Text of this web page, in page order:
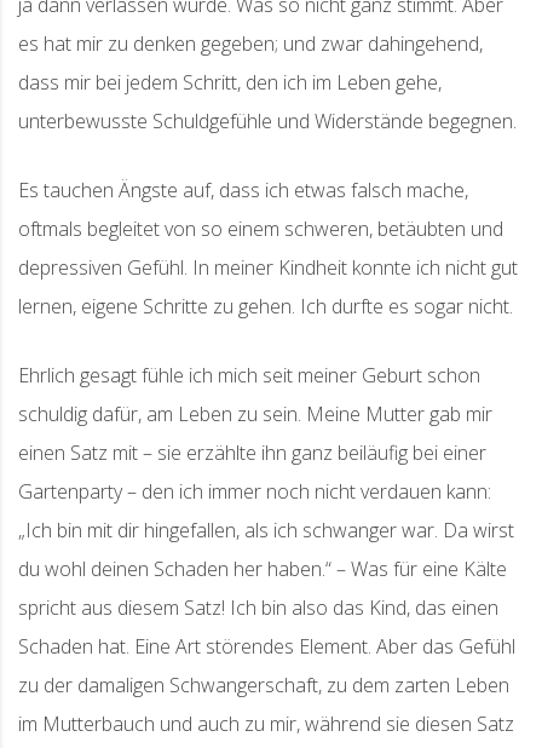
es hat mir zu denken gegeben; und zwar dahingehend,
dass mir bei jedem Schritt, den ich im Leben gehe,
unterbewusste Schuldgefühle und Widerstände begegnen.
Es tauchen Ängste auf, dass ich etwas falsch mache,
oftmals begleitet von so einem schweren, betäubten und
depressiven Gefühl. In meiner Kindheit konnte ich nicht gut
lernen, eigene Schritte zu gehen. Ich durfte es sogar nicht.
Ehrlich gesagt fühle ich mich seit meiner Geburt schon
schuldig dafür, am Leben zu sein. Meine Mutter gab mir
einen Satz mit – sie erzählte ihn ganz beiläufig bei einer
Gartenparty – den ich immer noch nicht verdauen kann:
„Ich bin mit dir hingefallen, als ich schwanger war. Da wirst
du wohl deinen Schaden her haben.“ – Was für eine Kälte
spricht aus diesem Satz! Ich bin also das Kind, das einen
Schaden hat. Eine Art störendes Element. Aber das Gefühl
zu der damaligen Schwangerschaft, zu dem zarten Leben
im Mutterbauch und auch zu mir, während sie diesen Satz